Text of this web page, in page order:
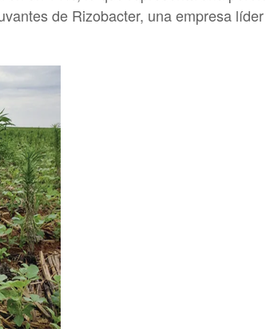
de Rizobacter, una empresa